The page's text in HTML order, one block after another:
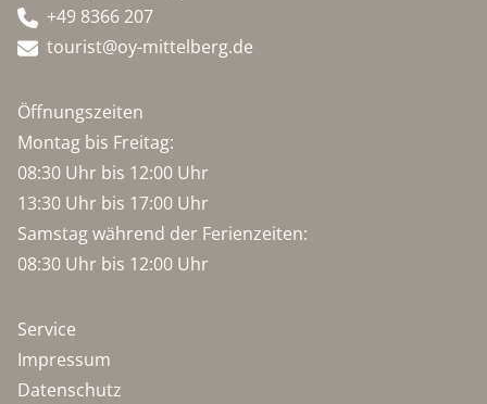
+49 8366 207
tourist@oy-mittelberg.de
Öffnungszeiten
Montag bis Freitag:
08:30 Uhr bis 12:00 Uhr
13:30 Uhr bis 17:00 Uhr
Samstag während der Ferienzeiten:
08:30 Uhr bis 12:00 Uhr
Service
Impressum
Datenschutz